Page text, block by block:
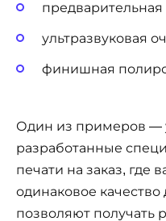
ультразвуковая
финишная
Один из примеров —
разработанные
печати на заказ, где
одинаковое
позволяют получать